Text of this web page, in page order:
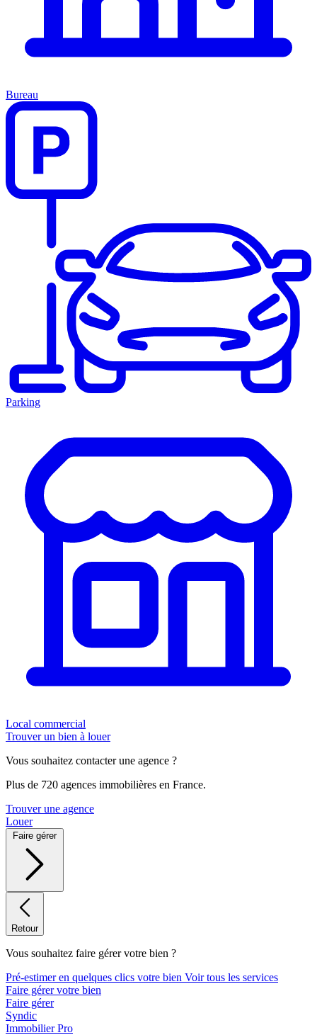
Bureau
Parking
Local commercial
Trouver un bien à louer
Vous souhaitez contacter une agence ?
Plus de 720 agences immobilières en France.
Trouver une agence
Louer
Faire gérer
Retour
Vous souhaitez faire gérer votre bien ?
Pré-estimer en quelques clics votre bien Voir tous les services
Faire gérer votre bien
Faire gérer
Syndic
Immobilier Pro